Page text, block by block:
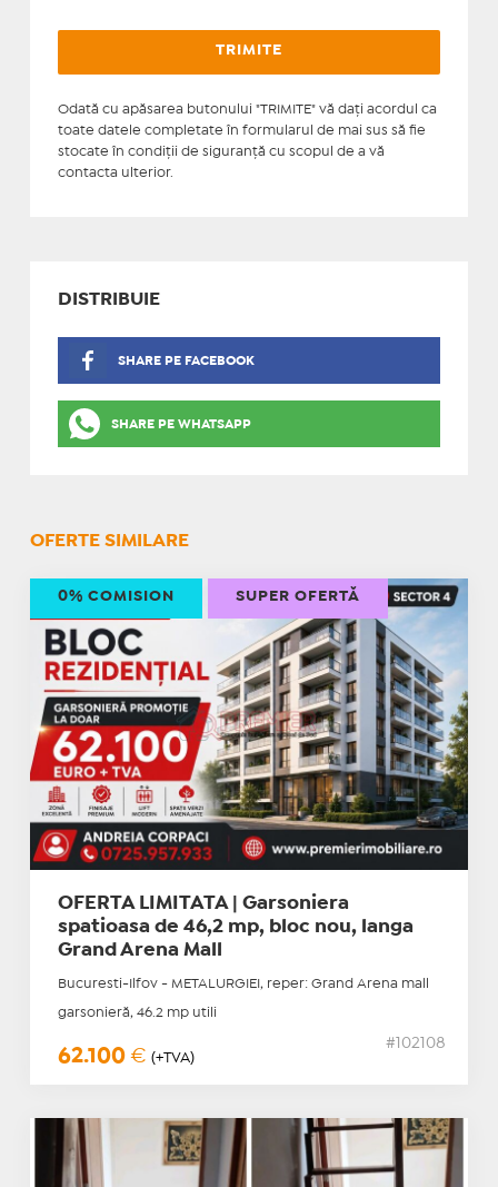
Odată cu apăsarea butonului "TRIMITE" vă daţi acordul ca
toate datele completate în formularul de mai sus să fie
stocate în condiţii de siguranţă cu scopul de a vă
contacta ulterior.
DISTRIBUIE
SHARE PE FACEBOOK
SHARE PE WHATSAPP
OFERTE SIMILARE
OFERTA LIMITATA | Garsoniera
spatioasa de 46,2 mp, bloc nou, langa
Grand Arena Mall
Bucuresti-Ilfov - METALURGIEI, reper: Grand Arena mall
garsonieră, 46.2 mp utili
62.100 € (+TVA)
#102108
0% COMISION SUPER OFERTĂ